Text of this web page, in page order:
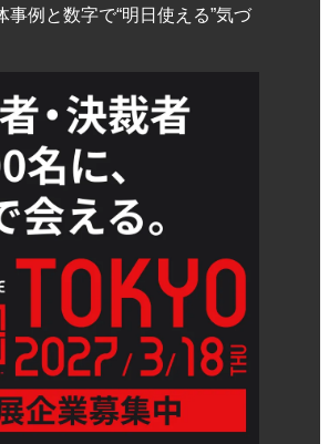
事例と数字で“明日使える”気づ